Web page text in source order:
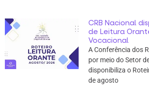
CRB Nacional
de Leitura
Vocacional
A Conferência dos
por meio do Setor
disponibiliza o
de agosto